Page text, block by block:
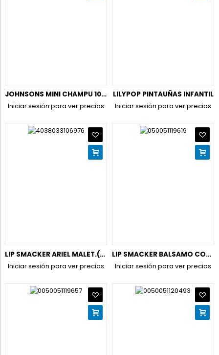
JOHNSONS MINI CHAMPU 100ML ORIGINAL
Iniciar sesión para ver precios
LILYPOP PINTAUÑAS INFANTIL
Iniciar sesión para ver precios
LIP SMACKER ARIEL MALET.(BRILL.LABIOS+ESMALTES+ACCESORIOS)K3
Iniciar sesión para ver precios
LIP SMACKER BALSAMO COCA COLA BLISTER 8 UDS
Iniciar sesión para ver precios